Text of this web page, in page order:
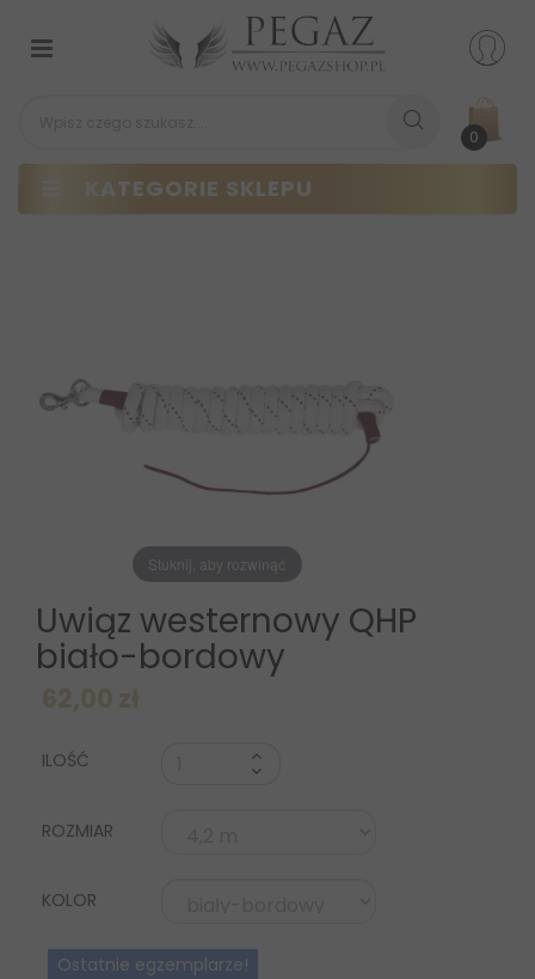
0
KATEGORIE SKLEPU
Przełącz
nawigacji
Stuknij, aby rozwinąć
Uwiąz westernowy QHP
biało-bordowy
ILOŚĆ
ROZMIAR
KOLOR
Ostatnie egzemplarze!